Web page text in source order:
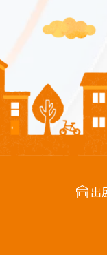
出